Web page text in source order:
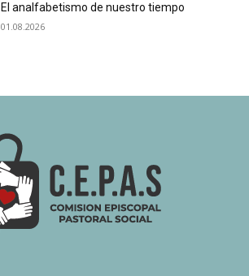
El analfabetismo de nuestro tiempo
01.08.2026